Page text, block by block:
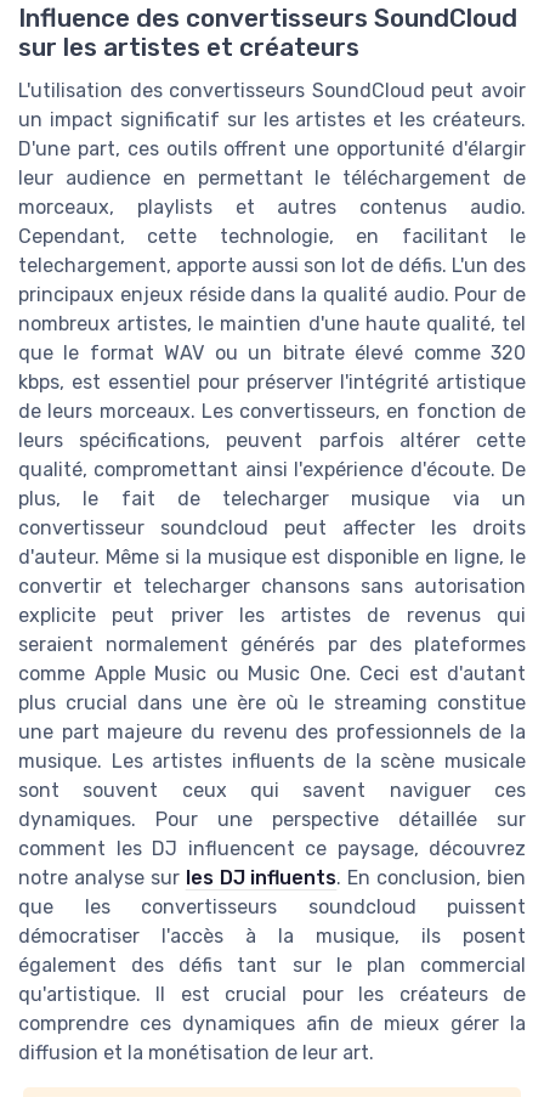
Influence des convertisseurs SoundCloud
sur les artistes et créateurs
L'utilisation des convertisseurs SoundCloud peut avoir
un impact significatif sur les artistes et les créateurs.
D'une part, ces outils offrent une opportunité d'élargir
leur audience en permettant le téléchargement de
morceaux, playlists et autres contenus audio.
Cependant, cette technologie, en facilitant le
telechargement, apporte aussi son lot de défis. L'un des
principaux enjeux réside dans la qualité audio. Pour de
nombreux artistes, le maintien d'une haute qualité, tel
que le format WAV ou un bitrate élevé comme 320
kbps, est essentiel pour préserver l'intégrité artistique
de leurs morceaux. Les convertisseurs, en fonction de
leurs spécifications, peuvent parfois altérer cette
qualité, compromettant ainsi l'expérience d'écoute. De
plus, le fait de telecharger musique via un
convertisseur soundcloud peut affecter les droits
d'auteur. Même si la musique est disponible en ligne, le
convertir et telecharger chansons sans autorisation
explicite peut priver les artistes de revenus qui
seraient normalement générés par des plateformes
comme Apple Music ou Music One. Ceci est d'autant
plus crucial dans une ère où le streaming constitue
une part majeure du revenu des professionnels de la
musique. Les artistes influents de la scène musicale
sont souvent ceux qui savent naviguer ces
dynamiques. Pour une perspective détaillée sur
comment les DJ influencent ce paysage, découvrez
notre analyse sur les DJ influents. En conclusion, bien
que les convertisseurs soundcloud puissent
démocratiser l'accès à la musique, ils posent
également des défis tant sur le plan commercial
qu'artistique. Il est crucial pour les créateurs de
comprendre ces dynamiques afin de mieux gérer la
diffusion et la monétisation de leur art.